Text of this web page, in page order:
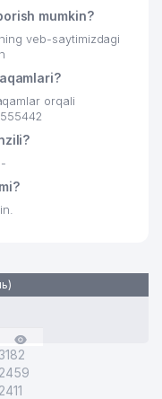
FILIALI
608 м
mumkin?
veb-saytimizdagi
orqali
2459
2411